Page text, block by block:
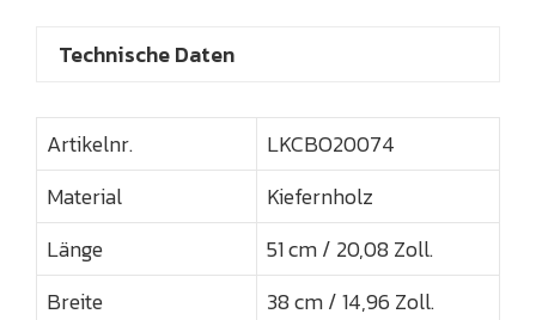
Technische Daten
Artikelnr.
LKCBO20074
Material
Kiefernholz
Länge
51 cm / 20,08 Zoll.
Breite
38 cm / 14,96 Zoll.